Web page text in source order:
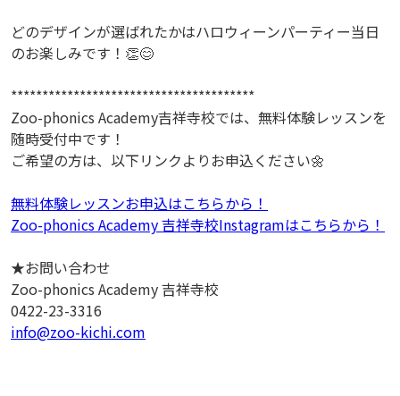
どのデザインが選ばれたかはハロウィーンパーティー当日
のお楽しみです！👏😊
***************************************
Zoo-phonics Academy吉祥寺校では、無料体験レッスンを
随時受付中です！
ご希望の方は、以下リンクよりお申込ください🌼
無料体験レッスンお申込はこちらから！
Zoo-phonics Academy 吉祥寺校Instagramはこちらから！
★お問い合わせ
Zoo-phonics Academy 吉祥寺校
0422-23-3316
info@zoo-kichi.com